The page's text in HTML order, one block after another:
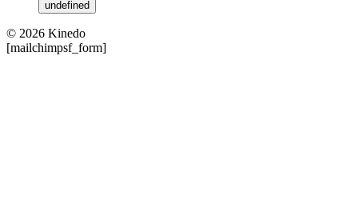
undefined
© 2026 Kinedo
[mailchimpsf_form]